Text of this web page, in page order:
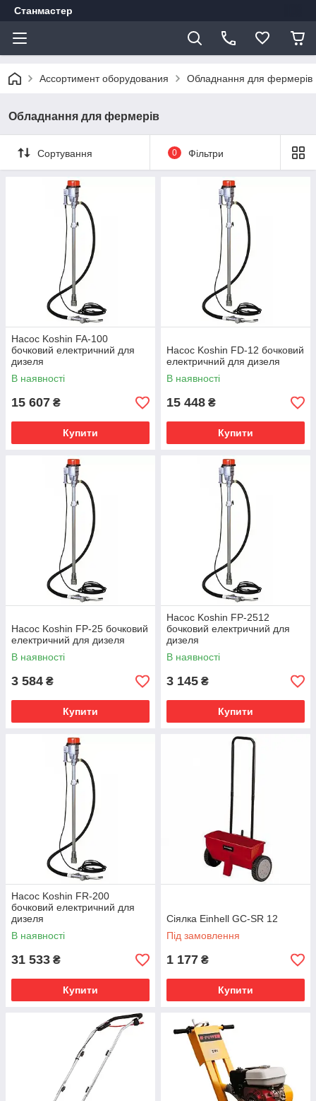
Станмастер
Ассортимент оборудования Обладнання для фермерів
Обладнання для фермерів
Сортування 0 Фільтри
Насос Koshin FA-100
бочковий електричний для
дизеля
В наявності
15 607 ₴
Купити
Насос Koshin FD-12 бочковий
електричний для дизеля
В наявності
15 448 ₴
Купити
Насос Koshin FP-25 бочковий
електричний для дизеля
В наявності
3 584 ₴
Купити
Насос Koshin FP-2512
бочковий електричний для
дизеля
В наявності
3 145 ₴
Купити
Насос Koshin FR-200
бочковий електричний для
дизеля
В наявності
31 533 ₴
Купити
Сіялка Einhell GC-SR 12
Під замовлення
1 177 ₴
Купити